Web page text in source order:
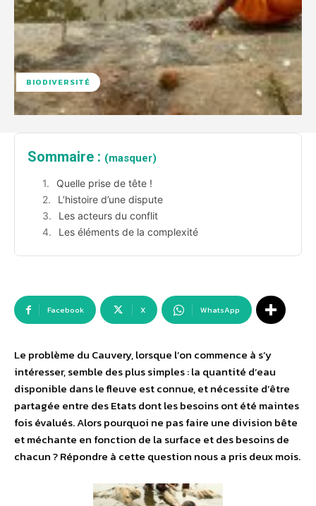
BIODIVERSITÉ
Sommaire : (masquer)
Quelle prise de tête !
L’histoire d’une dispute
Les acteurs du conflit
Les éléments de la complexité
Facebook X WhatsApp
Le problème du Cauvery, lorsque l’on commence à s’y
intéresser, semble des plus simples : la quantité d’eau
disponible dans le fleuve est connue, et nécessite d’être
partagée entre des Etats dont les besoins ont été maintes
fois évalués. Alors pourquoi ne pas faire une division bête
et méchante en fonction de la surface et des besoins de
chacun ? Répondre à cette question nous a pris deux mois.